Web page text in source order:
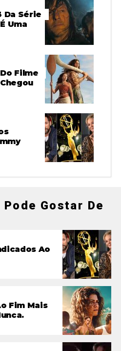
Da Série
Uma
Filme
Pode Gostar De
Ao
Fim Mais